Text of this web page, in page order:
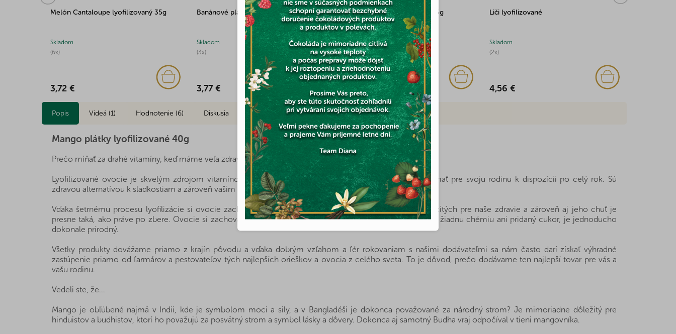
Melón Cantaloupe lyofilizovaný 35g
(6x)
Skladom
3,72 €
Banánové plátky lyofilizované 55g
(3x)
Skladom
3,77 €
Dračie ovocie lyofilizované 45g
(9x)
Skladom
3,82 €
Liči lyofilizované
(2x)
Skladom
4,56 €
Popis Videá (1) Hodnotenie (6) Diskusia Značka
Mango plátky lyofilizované 40g
Prečo míňať za drahé vitamíny, keď máme veľa zdravých potravín na dosah?
Lyofilizované ovocie je skvelým zdrojom vitamínov, minerálov a ďalších cenných látok, ktorý môžete mať pre svoju rodinu k dispozícii po celý rok. Sú
zdravou alternatívou k sladkostiam a zároveň vašim najmenším dodajú všetko potrebné na ich zdravý vývoj.
Vďaka šetrnému procesu lyofilizácie si ovocie zachováva obsah vitamínov a ďalších cenných látok dôležitých pre naše zdravie a zároveň aj jeho chuť je
presne taká, ako práve po zbere. Ovocie si zachováva aj svoju pôvodnú farbu a textúru. Nenájdete v ňom žiadnu chémiu ani pridaný cukor, je jednoducho
dokonale prírodný.
Všetky produkty dovážame priamo z krajín pôvodu a vďaka dobrým vzťahom a fér rokovaniam s našimi dodávateľmi sa nám často darí získať výhradné
zastúpenie priamo od farmárov a pestovateľov tých najlepších orieškov a ovocia z celého sveta. To je dôvod, prečo dodávame ten najlepší tovar pre vás a
vašu rodinu.
Vedeli ste, že...
Mango je obľúbené najmä v Indii, kde je symbolom moci a sily, a v Bangladéši je dokonca považované za národný strom? Je mimoriadne dôležitý pre
hinduistov a budhistov, ktorí ho považujú za posvätný strom a symbol lásky a dôvery. Dokonca aj samotný Budha vraj odpočíval v tieni mangovníka.